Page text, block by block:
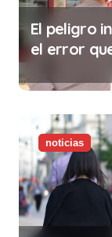
El peligro
el error
minutos
ilegalidad
la vida)
noticias